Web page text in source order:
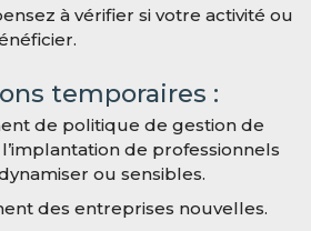
à vérifier si votre activité ou
temporaires :
de politique de gestion de
de professionnels
ou sensibles.
des entreprises nouvelles.